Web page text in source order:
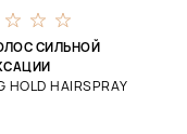
СИЛЬНОЙ
HOLD HAIRSPRAY